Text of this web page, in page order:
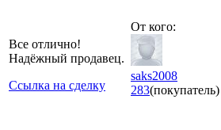
Все отлично!
Надёжный продавец.
Ссылка на сделку
От кого:
saks2008
283(покупатель)